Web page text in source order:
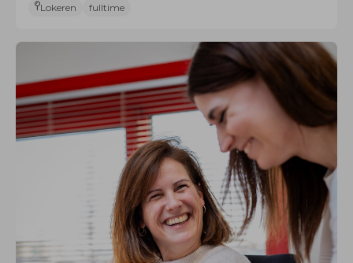
Lokeren fulltime